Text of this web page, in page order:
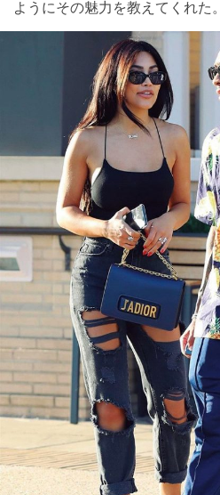
ようにその魅力を教えてくれた。